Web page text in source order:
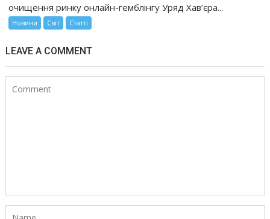
очищення ринку онлайн-гемблінгу Уряд Хав’єра...
Новини Світ Статті
LEAVE A COMMENT